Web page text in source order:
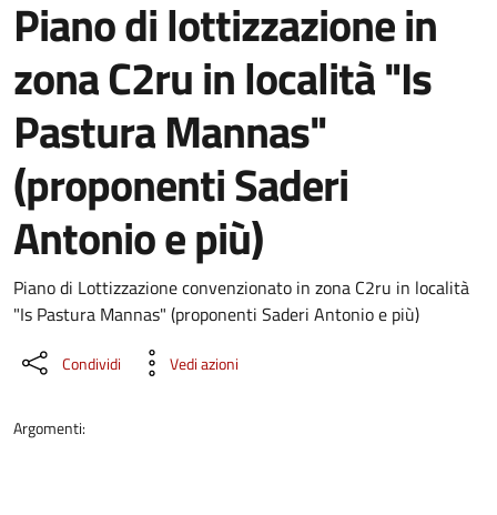
Piano di lottizzazione in
zona C2ru in località "Is
Pastura Mannas"
(proponenti Saderi
Antonio e più)
Dettaglio del documento
Piano di Lottizzazione convenzionato in zona C2ru in località
"Is Pastura Mannas" (proponenti Saderi Antonio e più)
Condividi Vedi azioni
Argomenti: